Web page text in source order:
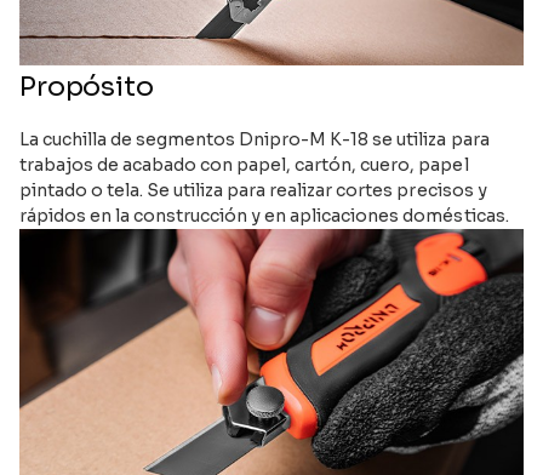
Propósito
La cuchilla de segmentos Dnipro-M K-18 se utiliza para
trabajos de acabado con papel, cartón, cuero, papel
pintado o tela. Se utiliza para realizar cortes precisos y
rápidos en la construcción y en aplicaciones domésticas.